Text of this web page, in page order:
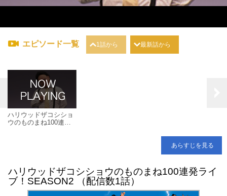
エピソード一覧 1話から 最新話から
ハリウッドザコシショ
ウのものまね100連発
あらすじを見る
ハリウッドザコシショウのものまね100連発ライ
ブ！SEASON2 （配信数1話）